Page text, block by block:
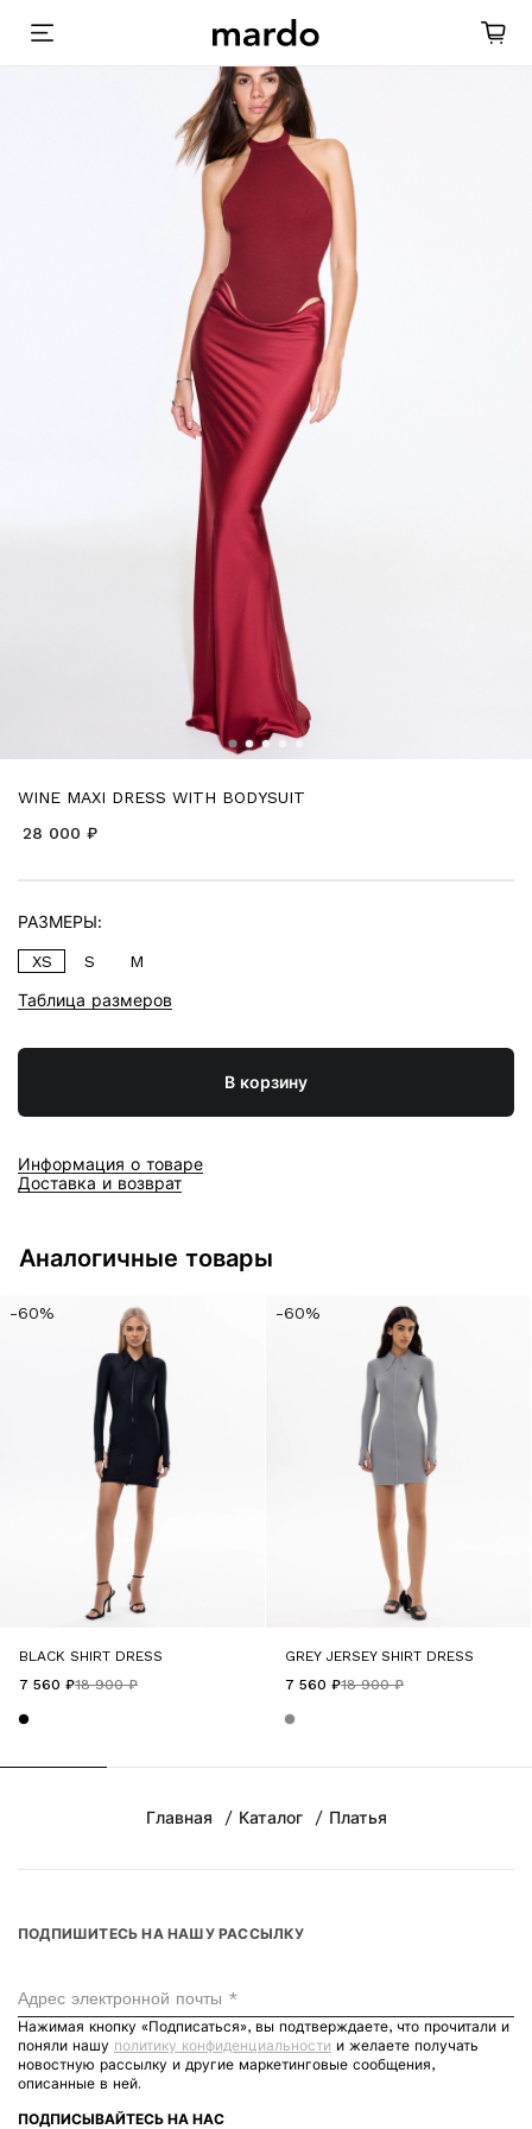
WINE MAXI DRESS WITH BODYSUIT
28 000 ₽
В корзину
Информация о товаре
Доставка и возврат
РАЗМЕРЫ:
XS S M
Таблица размеров
Аналогичные товары
-60%
BLACK SHIRT DRESS
18 900 ₽
7 560 ₽
-60%
GREY JERSEY SHIRT DRESS
18 900 ₽
7 560 ₽
Главная Каталог Платья
ПОДПИШИТЕСЬ НА НАШУ РАССЫЛКУ
Адрес электронной почты *
Нажимая кнопку «Подписаться», вы подтверждаете, что прочитали и
поняли нашу политику конфиденциальности и желаете получать
новостную рассылку и другие маркетинговые сообщения,
описанные в ней.
ПОДПИСЫВАЙТЕСЬ НА НАС